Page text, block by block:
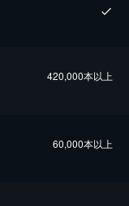
420,000本以上
60,000本以上